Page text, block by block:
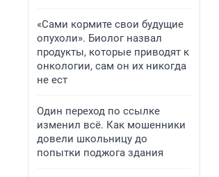
«Сами кормите свои будущие
опухоли». Биолог назвал
продукты, которые приводят к
онкологии, сам он их никогда
не ест
Один переход по ссылке
изменил всё. Как мошенники
довели школьницу до
попытки поджога здания